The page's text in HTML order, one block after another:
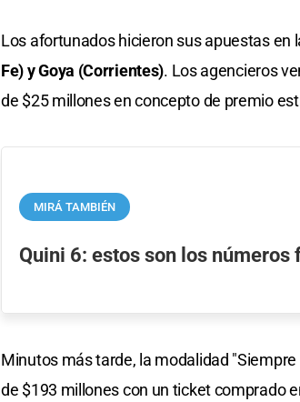
Los afortunados hicieron sus apuestas en
Fe) y Goya (Corrientes). Los agencieros
de $25 millones en concepto de premio
MIRÁ TAMBIÉN
Quini 6: estos son los números
Minutos más tarde, la modalidad
de $193 millones con un ticket comprado